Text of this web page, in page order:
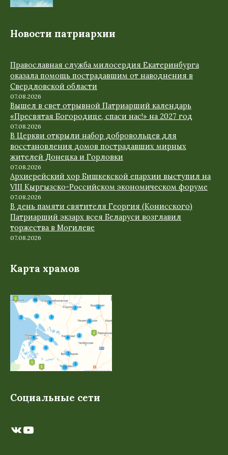
Новости патриархии
Православная служба милосердия Екатеринбурга
оказала помощь пострадавшим от наводнения в
Свердловской области
07.08.2026
Вышел в свет отрывной Патриарший календарь
«Пресвятая Богородице, спаси нас!» на 2027 год
07.08.2026
В Церкви открыли набор добровольцев для
восстановления домов пострадавших мирных
жителей Донецка и Горловки
07.08.2026
Архиерейский хор Бишкекской епархии выступил на
VIII Кыргызско-Российском экономическом форуме
07.08.2026
В день памяти святителя Георгия (Конисского)
Патриарший экзарх всея Беларуси возглавил
торжества в Могилеве
07.08.2026
Карта храмов
Социальные сети
ВКонтакте
YouTube